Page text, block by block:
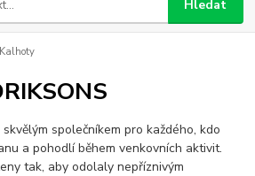
Hledat
Kalhoty
společníkem pro každého, kdo
a pohodlí během venkovních aktivit.
tak, aby odolaly nepříznivým